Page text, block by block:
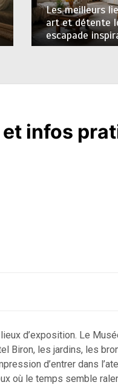
Les meilleurs
art et détente
escapade
infos
d’exposition. Le
Biron, les jardins, les
d’entrer dans
où le temps semble